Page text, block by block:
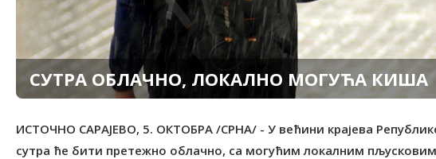
СУТРА ОБЛАЧНО, ЛОКАЛНО МОГУЋА КИША
ИСТОЧНО САРАЈЕВО, 5. ОКТОБРА /СРНА/ - У већини крајева
сутра ће бити претежно облачно, са могућим локалним